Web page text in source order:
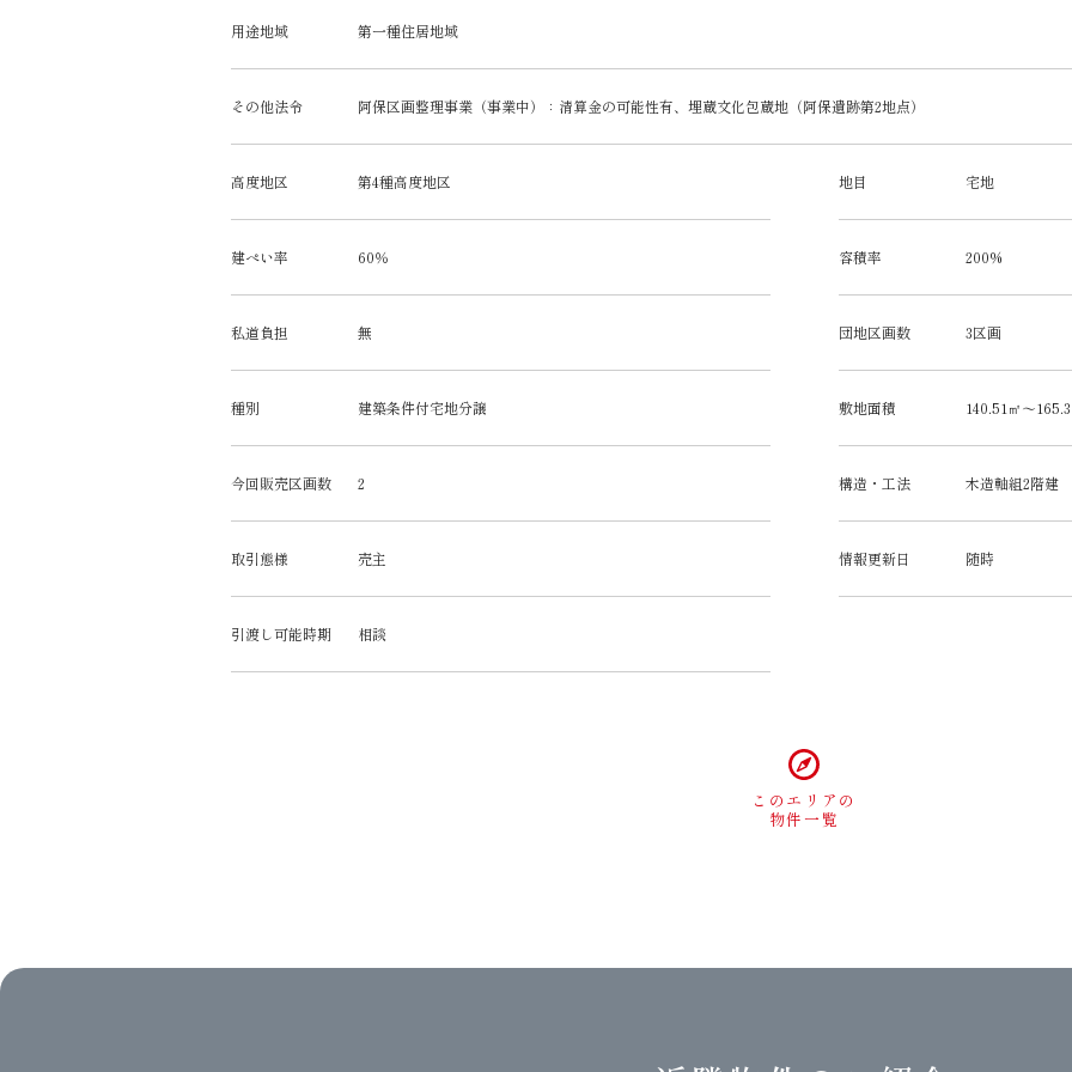
用途地域 第一種住居地域
その他法令 阿保区画整理事業（事業中）：清算金の可能性有、埋蔵文化包蔵地（阿保遺跡第2地点）
高度地区 第4種高度地区 地目 宅地
建ぺい率 60％ 容積率 200%
私道負担 無 団地区画数 3区画
種別 建築条件付宅地分譲 敷地面積 140.51㎡～
今回販売区画数 2 構造・工法 木造軸組2階建
取引態様 売主 情報更新日 随時
引渡し可能時期 相談
このエリアの
物件一覧